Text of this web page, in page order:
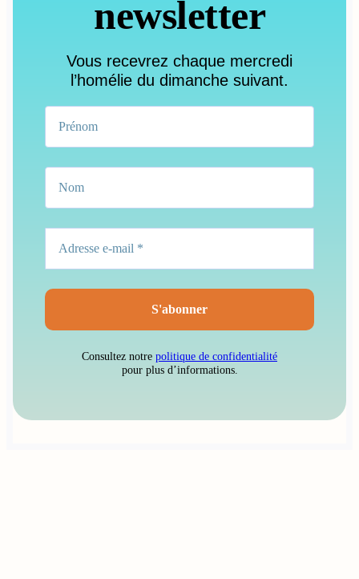
newsletter
Vous recevrez chaque mercredi
l’homélie du dimanche suivant.
Consultez notre politique de confidentialité
pour plus d’informations.